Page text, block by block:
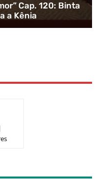
Cap. 120: Binta
a Kênia